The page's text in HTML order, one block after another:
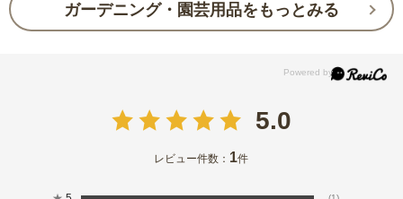
ガーデニング・園芸用品をもっとみる
5.0
レビュー件数： 1件